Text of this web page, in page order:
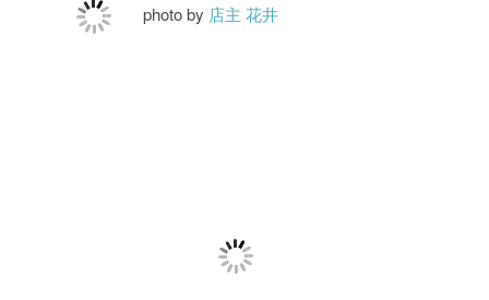
photo by 店主 花井